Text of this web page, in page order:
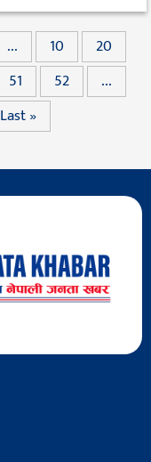
... 10
20
51 52
...
Last »